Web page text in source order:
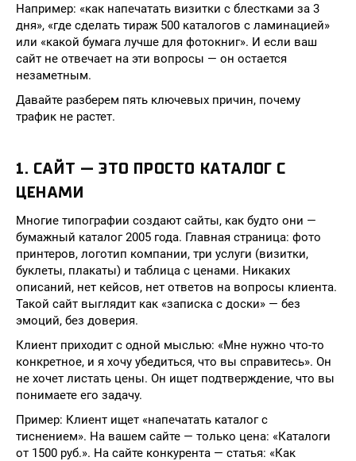
Например: «как напечатать визитки с блестками за 3
дня», «где сделать тираж 500 каталогов с ламинацией»
или «какой бумага лучше для фотокниг». И если ваш
сайт не отвечает на эти вопросы — он остается
незаметным.
Давайте разберем пять ключевых причин, почему
трафик не растет.
1. САЙТ — ЭТО ПРОСТО КАТАЛОГ С
ЦЕНАМИ
Многие типографии создают сайты, как будто они —
бумажный каталог 2005 года. Главная страница: фото
принтеров, логотип компании, три услуги (визитки,
буклеты, плакаты) и таблица с ценами. Никаких
описаний, нет кейсов, нет ответов на вопросы клиента.
Такой сайт выглядит как «записка с доски» — без
эмоций, без доверия.
Клиент приходит с одной мыслью: «Мне нужно что-то
конкретное, и я хочу убедиться, что вы справитесь». Он
не хочет листать цены. Он ищет подтверждение, что вы
понимаете его задачу.
Пример: Клиент ищет «напечатать каталог с
тиснением». На вашем сайте — только цена: «Каталоги
от 1500 руб.». На сайте конкурента — статья: «Как